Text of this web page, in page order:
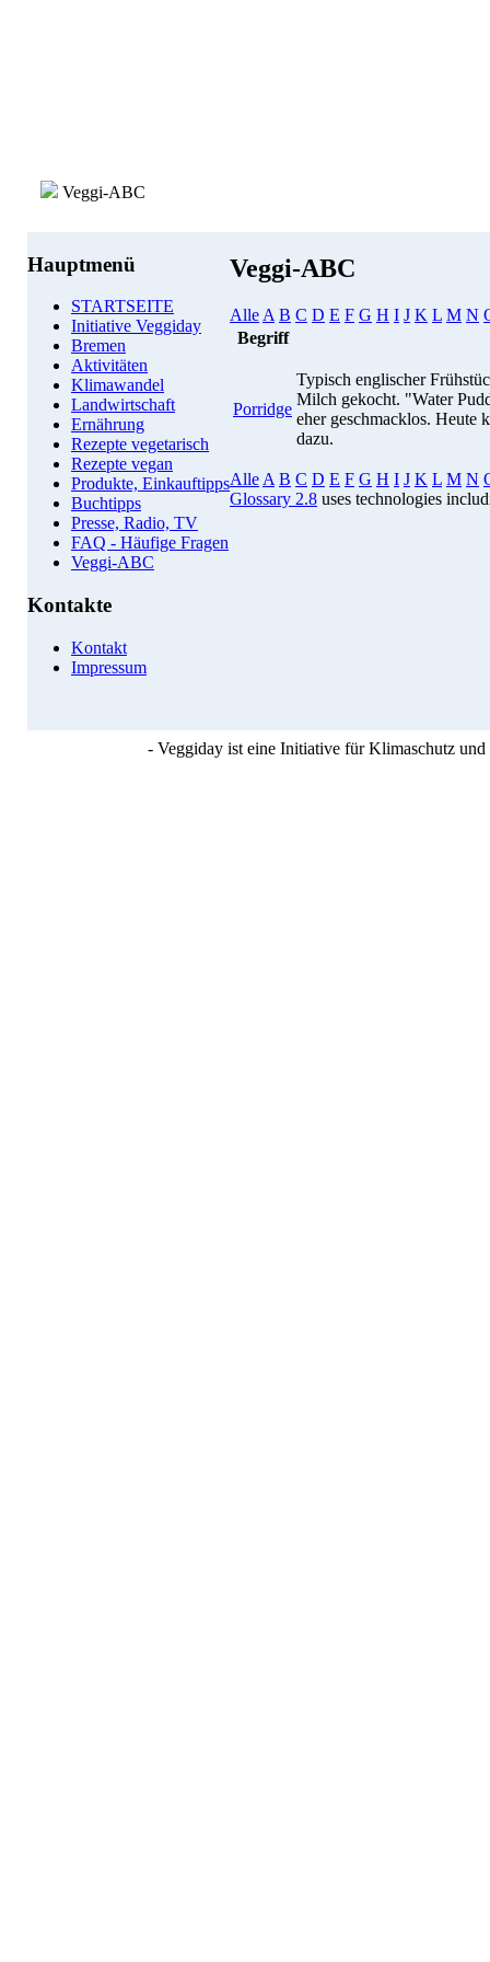
Veggi-ABC
Hauptmenü
STARTSEITE
Initiative Veggiday
Bremen
Aktivitäten
Klimawandel
Landwirtschaft
Ernährung
Rezepte vegetarisch
Rezepte vegan
Produkte, Einkauftipps
Buchtipps
Presse, Radio, TV
FAQ - Häufige Fragen
Veggi-ABC
Kontakte
Kontakt
Impressum
Veggi-ABC
Alle A B C D E F G H I J K L M N
Begriff
Porridge
Typisch englischer
Milch gekocht. "Water
eher geschmacklos. Heute
dazu.
Alle A B C D E F G H I J K L M N
Glossary 2.8 uses technologies
- Veggiday ist eine Initiative für Klimaschutz